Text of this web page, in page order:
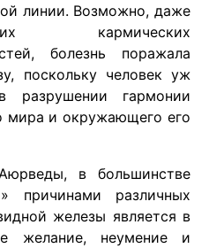
линии. Возможно, даже
кармических
болезнь поражала
поскольку человек уж
разрушении гармонии
мира и окружающего его
в большинстве
причинами различных
железы является в
желание, неумение и